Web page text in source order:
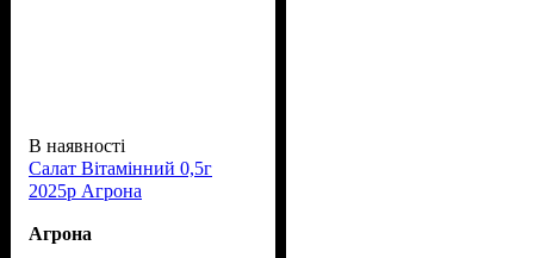
В наявності
Салат Вітамінний 0,5г
2025р Агрона
Агрона